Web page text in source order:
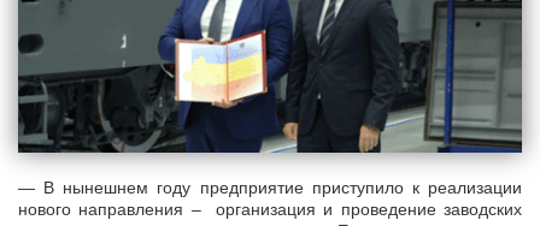
— В нынешнем году предприятие приступило к реализации
нового направления – организация и проведение заводских